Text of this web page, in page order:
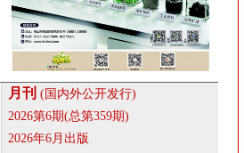
月刊 (国内外公开发行)
2026第6期(总第359期)
2026年6月出版